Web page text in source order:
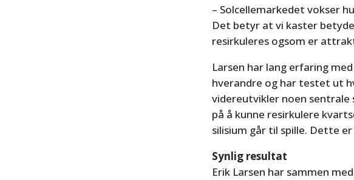
– Solcellemarkedet vokser
Det betyr at vi kaster
resirkuleres ogsom er
Larsen har lang erfaring
hverandre og har testet ut
videreutvikler noen sentrale
på å kunne resirkulere
silisium går til spille. Dette
Synlig resultat
Erik Larsen har sammen